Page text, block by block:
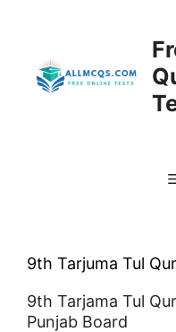
9th Tarjuma Tul
9th Tarjama Tul
Punjab Board